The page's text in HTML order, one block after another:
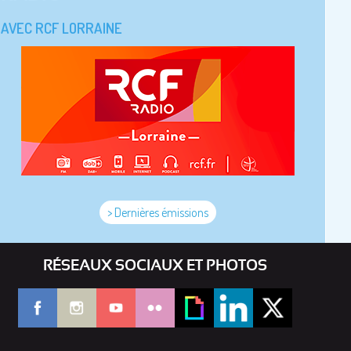
AVEC RCF LORRAINE
> Dernières émissions
RÉSEAUX SOCIAUX ET PHOTOS